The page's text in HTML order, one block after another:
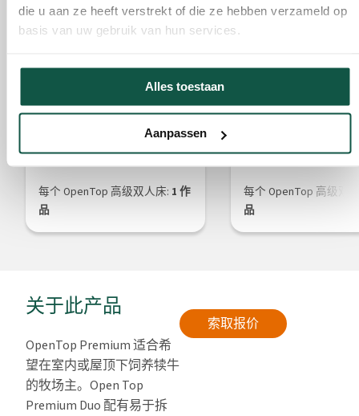
die u aan ze heeft verstrekt of die ze hebben verzameld op
basis van uw gebruik van hun services.
Alles toestaan
Aanpassen
OpenTop Premium Duo 屋顶
艺术编号 080065
每个 OpenTop 高级双人床: 1 作
品
OpenTop 高级收集盘
艺术编号 080120
每个 OpenTop 高级双
品
关于此产品
OpenTop Premium 适合希
望在室内或屋顶下饲养犊牛
的牧场主。Open Top
Premium Duo 配有易于拆
索取报价